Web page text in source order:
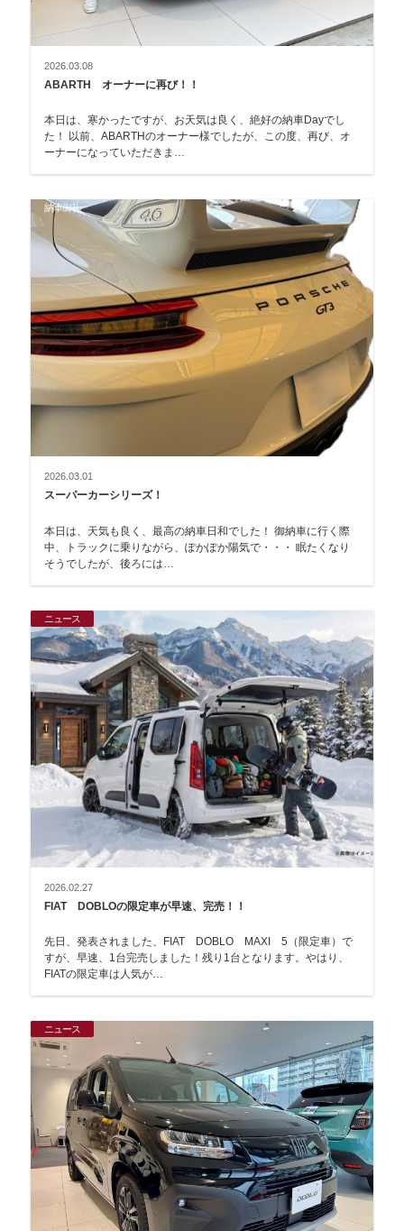
2026.03.08
ABARTH オーナーに再び！！
本日は、寒かったですが、お天気は良く、絶好の納車Dayでし
た！ 以前、ABARTHのオーナー様でしたが、この度、再び、オ
ーナーになっていただきま…
納車御礼
2026.03.01
スーパーカーシリーズ！
本日は、天気も良く、最高の納車日和でした！ 御納車に行く際
中、トラックに乗りながら、ぽかぽか陽気で・・・ 眠たくなり
そうでしたが、後ろには…
ニュース
2026.02.27
FIAT DOBLOの限定車が早速、完売！！
先日、発表されました、FIAT DOBLO MAXI 5（限定車）で
すが、早速、1台完売しました！残り1台となります。やはり、
FIATの限定車は人気が…
ニュース